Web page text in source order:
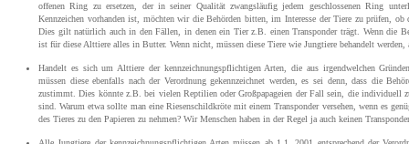
offenen Ring zu ersetzen, der in seiner Qualität zwangsläufig jedem geschlossenen Ring
Kennzeichen vorhanden ist, möchten wir die Behörden bitten, im Interesse der Tiere zu prüfen, ob
Dies gilt natürlich auch in den Fällen, in denen ein Tier z.B. einen Transponder trägt. Wenn die
ist für diese Alttiere alles in Butter. Wenn nicht, müssen diese Tiere wie Jungtiere behandelt werden,
Handelt es sich um Alttiere der kennzeichnungspflichtigen Arten, die aus irgendwelchen
müssen diese ebenfalls nach der Verordnung gekennzeichnet werden, es sei denn, dass die
zustimmt. Dies könnte z.B. bei vielen Reptilien oder Großpapageien der Fall sein, die individuell
sind. Warum etwa sollte man eine Riesenschildkröte mit einem Transponder versehen, wenn es
des Tieres zu den Papieren zu nehmen? Wir Menschen haben in der Regel ja auch keinen